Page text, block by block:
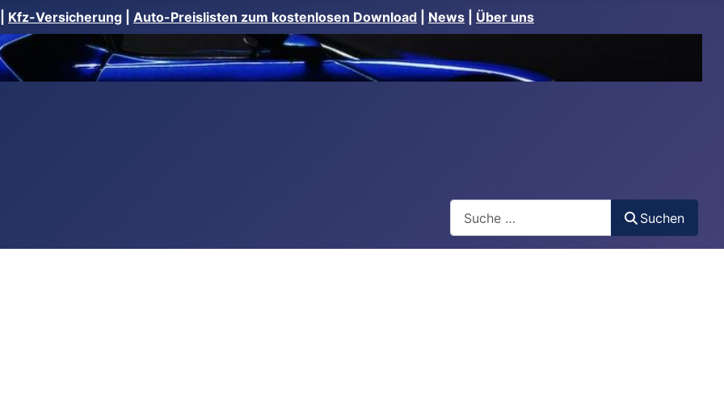
Kfz-Versicherung Auto-Preislisten zum kostenlosen Download News Über uns
Suchen
Suchen